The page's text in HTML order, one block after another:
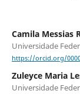
Camila Messias
Universidade
https://orcid.org/
Zuleyce Maria
Universidade